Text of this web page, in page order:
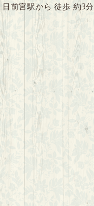
前宮駅から 徒歩 約3分